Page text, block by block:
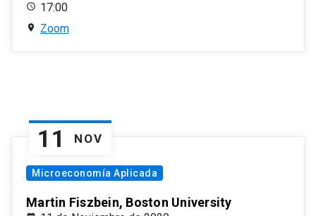
17:00
Zoom
11 NOV
Microeconomía Aplicada
Martin Fiszbein, Boston University